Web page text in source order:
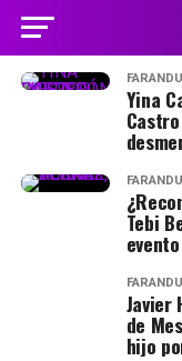
Yina
Tebi
evento
Javier
de
hijo